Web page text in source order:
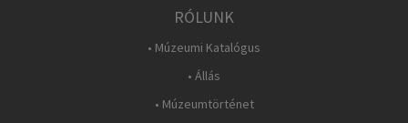
RÓLUNK
• Múzeumi Katalógus
• Állás
• Múzeumtörténet